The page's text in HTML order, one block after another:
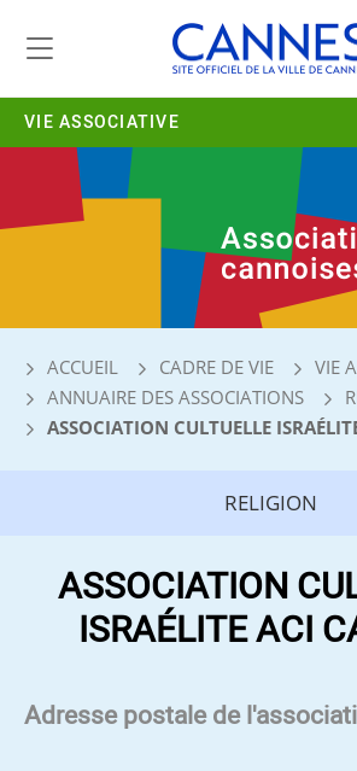
VIE ASSOCIATIVE
ACCUEIL CADRE DE VIE
VIE
ANNUAIRE DES ASSOCIATIONS
ASSOCIATION CULTUELLE
RELIGION
ASSOCIATION
ISRAÉLITE ACI
Adresse postale de